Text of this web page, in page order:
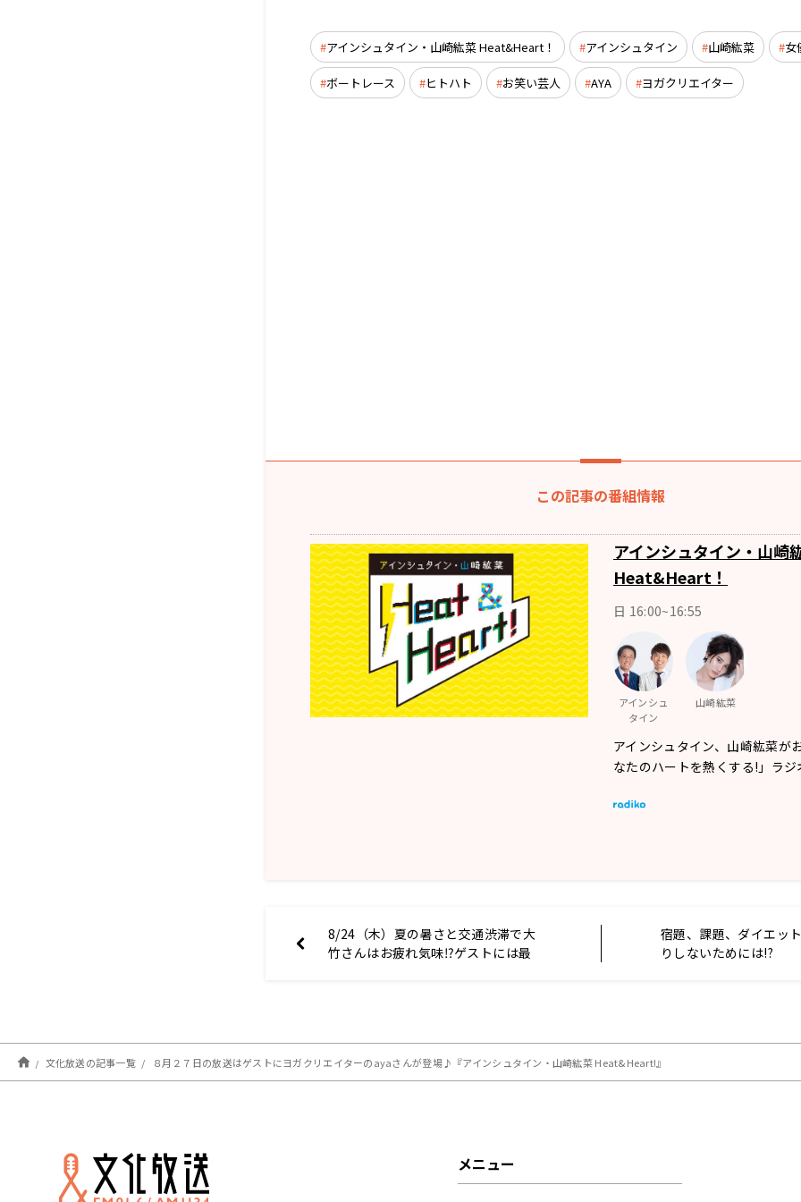
アインシュタイン・山崎紘菜 Heat&Heart！ アインシュタイン 山崎紘菜 女
ボートレース ヒトハト お笑い芸人 AYA ヨガクリエイター
この記事の番組情報
アインシュタイン・山崎
Heat&Heart！
日 16:00~16:55
アインシュ
タイン
山崎紘菜
アインシュタイン、山崎紘菜が
なたのハートを熱くする!」ラジ
8/24（木）夏の暑さと交通渋滞で大
竹さんはお疲れ気味⁉ゲストには最
宿題、課題、ダイエ
りしないためには!?
文化放送の記事一覧 ８月２７日の放送はゲストにヨガクリエイターのayaさんが登場♪『アインシュタイン・山崎紘菜 Heat&Heart!』
メニュー